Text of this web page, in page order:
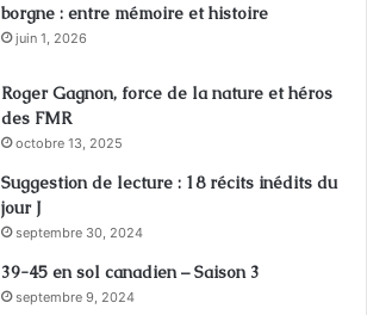
borgne : entre mémoire et histoire
juin 1, 2026
Roger Gagnon, force de la nature et héros
des FMR
octobre 13, 2025
Suggestion de lecture : 18 récits inédits du
jour J
septembre 30, 2024
39-45 en sol canadien – Saison 3
septembre 9, 2024